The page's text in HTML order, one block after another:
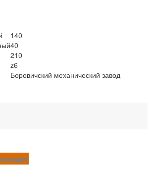
140
40
210
z6
Боровичский механический завод